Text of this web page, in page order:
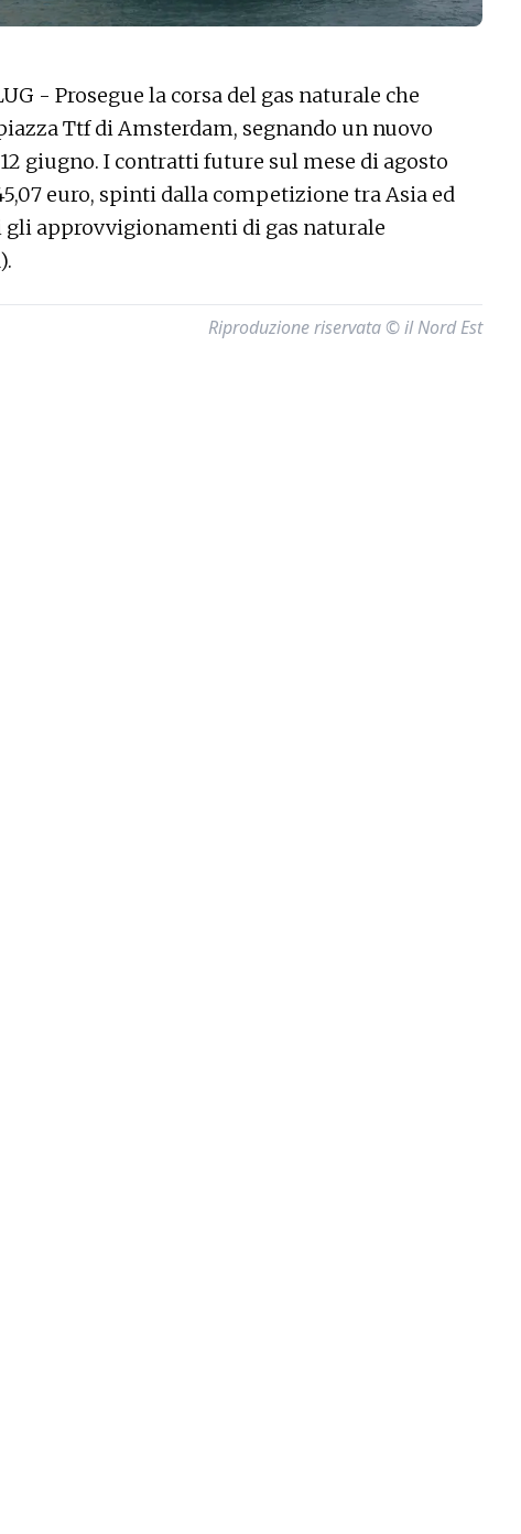
- Prosegue la corsa del gas naturale che
Ttf di Amsterdam, segnando un nuovo
giugno. I contratti future sul mese di agosto
euro, spinti dalla competizione tra Asia ed
gli approvvigionamenti di gas naturale
Riproduzione riservata © il Nord Est